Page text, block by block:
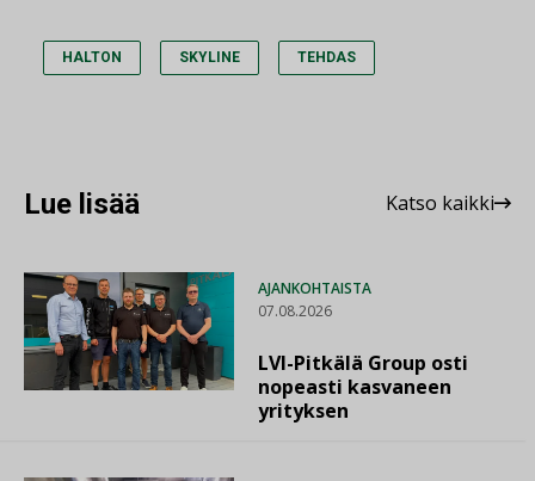
HALTON SKYLINE TEHDAS
Lue lisää Katso kaikki
AJANKOHTAISTA
07.08.2026
LVI-Pitkälä Group osti
nopeasti kasvaneen
yrityksen